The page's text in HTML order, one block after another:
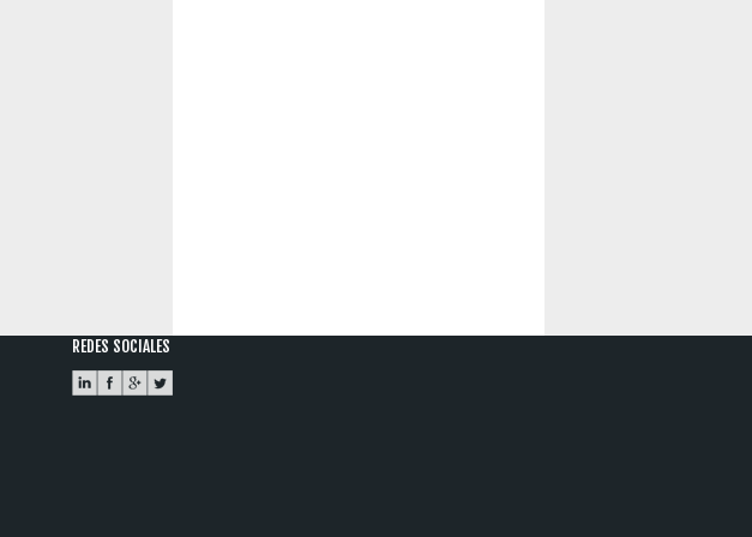
REDES SOCIALES